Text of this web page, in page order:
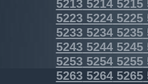
521352145215
522352245225
523352345235
524352445245
525352545255
526352645265